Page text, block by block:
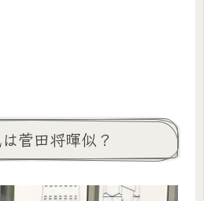
菅田将暉似？